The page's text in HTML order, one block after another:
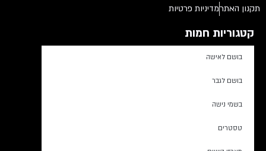
תקנון האתרמדיניות פרטיות
קטגוריות חמות
בושם לאישה
בושם לגבר
בשמי נישה
טסטרים